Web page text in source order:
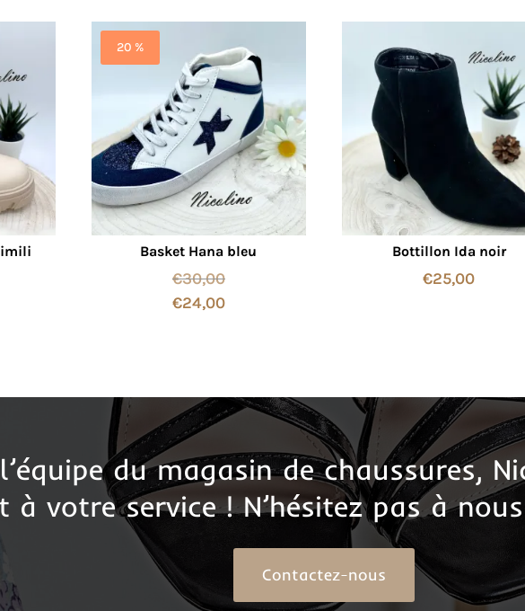
20 %
Basket Hana bleu
€30,00
€24,00
Bottillon Ida noir
€25,00
du magasin de chaussures,
à votre service ! N’hésitez pas à
Contactez-nous